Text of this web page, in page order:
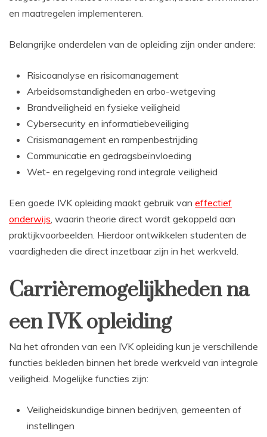
en maatregelen implementeren.
Belangrijke onderdelen van de opleiding zijn onder andere:
Risicoanalyse en risicomanagement
Arbeidsomstandigheden en arbo-wetgeving
Brandveiligheid en fysieke veiligheid
Cybersecurity en informatiebeveiliging
Crisismanagement en rampenbestrijding
Communicatie en gedragsbeïnvloeding
Wet- en regelgeving rond integrale veiligheid
Een goede IVK opleiding maakt gebruik van effectief
onderwijs, waarin theorie direct wordt gekoppeld aan
praktijkvoorbeelden. Hierdoor ontwikkelen studenten de
vaardigheden die direct inzetbaar zijn in het werkveld.
Carrièremogelijkheden na
een IVK opleiding
Na het afronden van een IVK opleiding kun je verschillende
functies bekleden binnen het brede werkveld van integrale
veiligheid. Mogelijke functies zijn:
Veiligheidskundige binnen bedrijven, gemeenten of
instellingen